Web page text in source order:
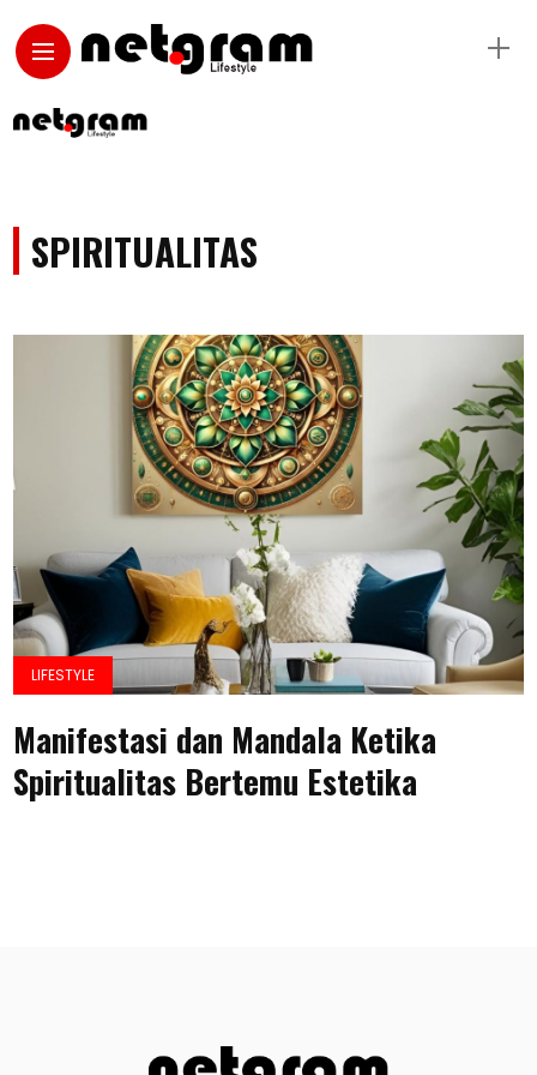
SPIRITUALITAS
LIFESTYLE
Manifestasi dan Mandala Ketika
Spiritualitas Bertemu Estetika